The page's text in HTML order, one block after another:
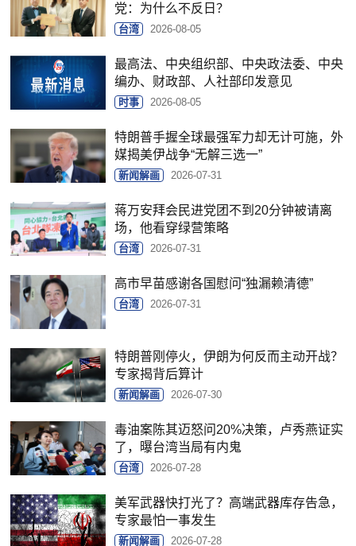
党：为什么不反日？
台湾 2026-08-05
最高法、中央组织部、中央政法委、中央
编办、财政部、人社部印发意见
时事 2026-08-05
特朗普手握全球最强军力却无计可施，外
媒揭美伊战争“无解三选一”
新闻解画 2026-07-31
蒋万安拜会民进党团不到20分钟被请离
场，他看穿绿营策略
台湾 2026-07-31
高市早苗感谢各国慰问“独漏赖清德”
台湾 2026-07-31
特朗普刚停火，伊朗为何反而主动开战？
专家揭背后算计
新闻解画 2026-07-30
毒油案陈其迈怒问20%决策，卢秀燕证实
了，曝台湾当局有内鬼
台湾 2026-07-28
美军武器快打光了？高端武器库存告急，
专家最怕一事发生
新闻解画 2026-07-28